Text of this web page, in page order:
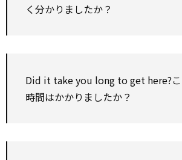
く分かりましたか？
Did it takeyou long toget here?
時間はかかりましたか？